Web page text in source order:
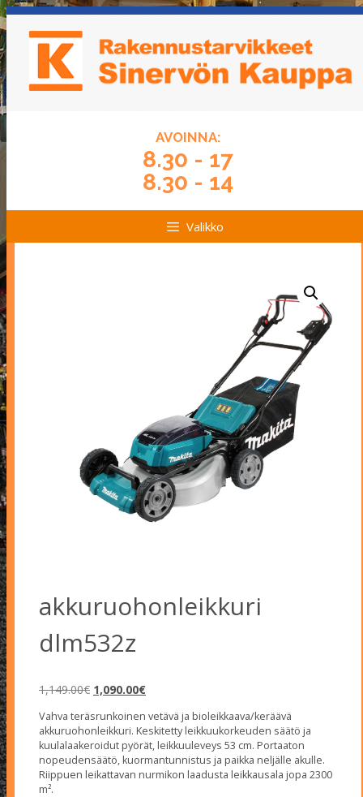
Siirry
sisältöön
Siirry
sisältöön
AVOINNA:
8.30 - 17
8.30 - 14
Valikko
akkuruohonleikkuri
dlm532z
1,149.00€ Alkuperäinen
oli:
1,149.00€.
1,090.00€Nykyinen
on:
1,090.00€.
Vahva teräsrunkoinen vetävä ja bioleikkaava/keräävä
akkuruohonleikkuri. Keskitetty leikkuukorkeuden säätö ja
kuulalaakeroidut pyörät, leikkuuleveys 53 cm. Portaaton
nopeudensäätö, kuormantunnistus ja paikka neljälle akulle.
Riippuen leikattavan nurmikon laadusta leikkausala jopa 2300
m².